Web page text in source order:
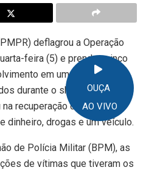
OUÇA
AO VIVO
deflagrou a Operação
feira (5) e prendeu cinco
em uma série de
durante o show da banda
recuperação de 20
dinheiro, drogas e um veículo.
de Polícia Militar (BPM), as
de vítimas que tiveram os